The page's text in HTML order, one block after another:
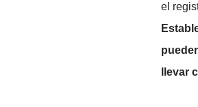
el
llevar